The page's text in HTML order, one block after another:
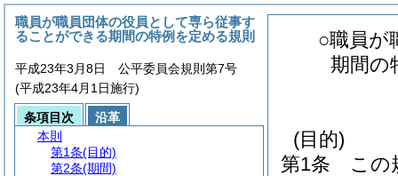
○職員が
期間の
(目的)
第1条
この
職員が職員団体の役員として専ら従事す
ることができる期間の特例を定める規則
平成23年3月8日 公平委員会規則第7号
(平成23年4月1日施行)
条項目次
沿革
本則
第1条(目的)
第2条(期間)